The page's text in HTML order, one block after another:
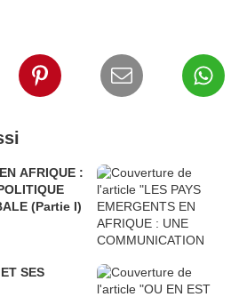
AFRIQUE :
(Partie I)
SES